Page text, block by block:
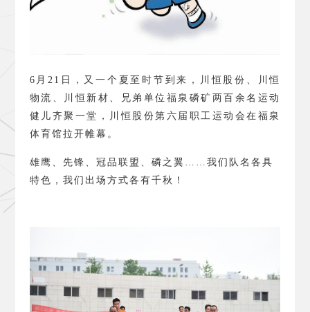
6 月 21 日，又一个夏至时节到来，川恒股份、川恒
物流、川恒新材、兄弟单位福泉磷矿两百余名运动
健儿齐聚一堂，川恒股份第六届职工运动会在福泉
体育馆拉开帷幕。
雄鹰、先锋、冠品联盟、磷之翼……我们队名各具
特色，我们出场方式各有千秋！